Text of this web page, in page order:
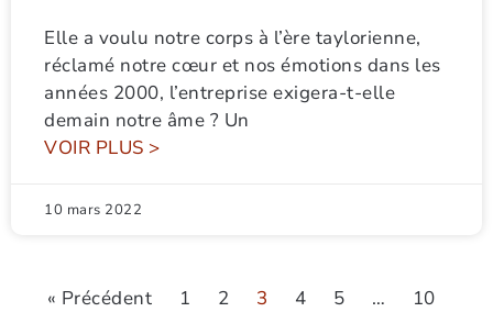
Elle a voulu notre corps à l’ère taylorienne,
réclamé notre cœur et nos émotions dans les
années 2000, l’entreprise exigera-t-elle
demain notre âme ? Un
VOIR PLUS >
10 mars 2022
« Précédent 1 2 3 4 5 …
10